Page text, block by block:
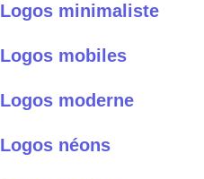
Logos minimaliste
Logos mobiles
Logos moderne
Logos néons